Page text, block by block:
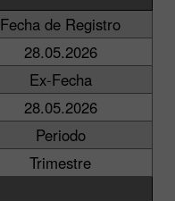
Fecha de Registro
28.05.2026
Ex-Fecha
28.05.2026
Periodo
Trimestre